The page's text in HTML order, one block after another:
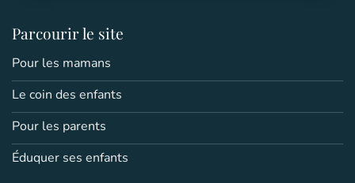
Parcourir le site
Pour les mamans
Le coin des enfants
Pour les parents
Éduquer ses enfants